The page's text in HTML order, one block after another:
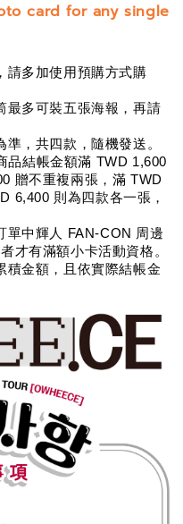
card for any single
請多加使用預購方式購
最多可裝五張海報，再請
，共四款，隨機發送。
品結帳金額滿 TWD 1,600
贈不重複兩張， 滿 TWD
6,400 則為四款各一張，
單中輝人
FAN-CON 周邊
才有滿額小卡活動資格。
積金額，且依實際結帳金